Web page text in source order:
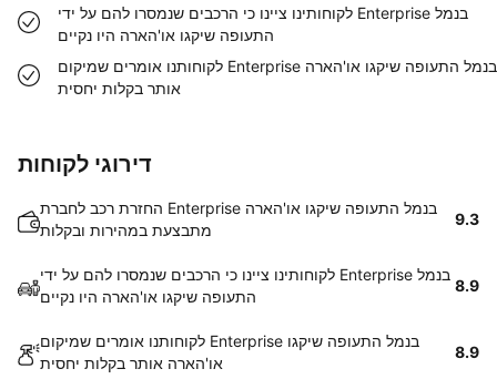
לקוחותינו ציינו כי הרכבים שנמסרו להם על ידי Enterprise בנמל
התעופה שיקגו או'הארה היו נקיים
לקוחותנו אומרים שמיקום Enterprise בנמל התעופה שיקגו או'הארה
אותר בקלות יחסית
דירוגי לקוחות
החזרת רכב לחברת Enterprise בנמל התעופה שיקגו או'הארה
מתבצעת במהירות ובקלות
9.3
לקוחותינו ציינו כי הרכבים שנמסרו להם על ידי Enterprise בנמל
התעופה שיקגו או'הארה היו נקיים
8.9
לקוחותנו אומרים שמיקום Enterprise בנמל התעופה שיקגו
או'הארה אותר בקלות יחסית
8.9